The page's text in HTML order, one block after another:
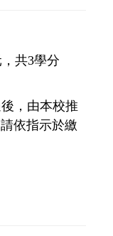
共3學分
，由本校推
依指示於繳